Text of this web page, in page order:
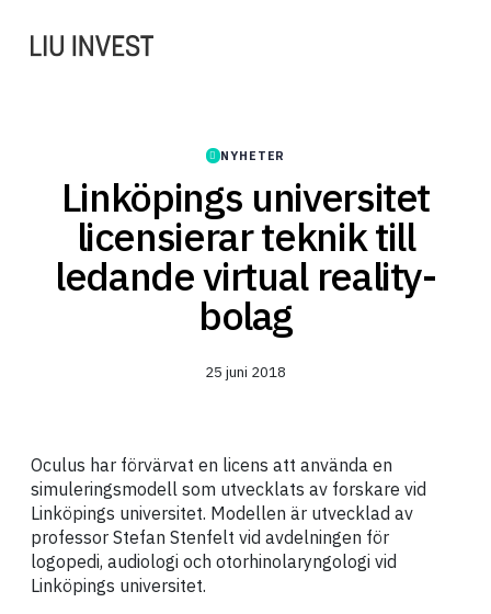
NYHETER
Linköpings universitet
licensierar teknik till
ledande virtual reality-
bolag
25 juni 2018
Oculus har förvärvat en licens att använda en
simuleringsmodell som utvecklats av forskare vid
Linköpings universitet. Modellen är utvecklad av
professor Stefan Stenfelt vid avdelningen för
logopedi, audiologi och otorhinolaryngologi vid
Linköpings universitet.